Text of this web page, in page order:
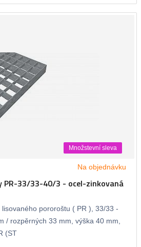
Množstevní sleva
Na objednávku
PR-33/33-40/3 - ocel-zinkovaná
pororoštu ( PR ), 33/33 -
/ rozpěrných 33 mm, výška 40 mm,
(ST